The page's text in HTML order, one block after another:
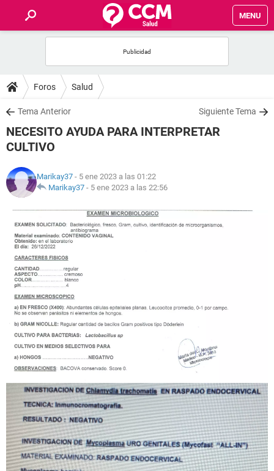
MENU
FOROS
SALUD
FAMILIA
NUTRICIÓN
SEXUALIDAD
GLOSARIO
Foros Salud
Tema Anterior Siguiente Tema
NECESITO AYUDA PARA INTERPRETAR
CULTIVO
Marikay37 - 5 ene 2023 a las 01:22
Marikay37 - 5 ene 2023 a las 22:56